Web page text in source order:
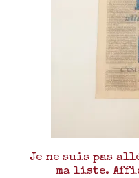
Je ne suis pas
ma liste.